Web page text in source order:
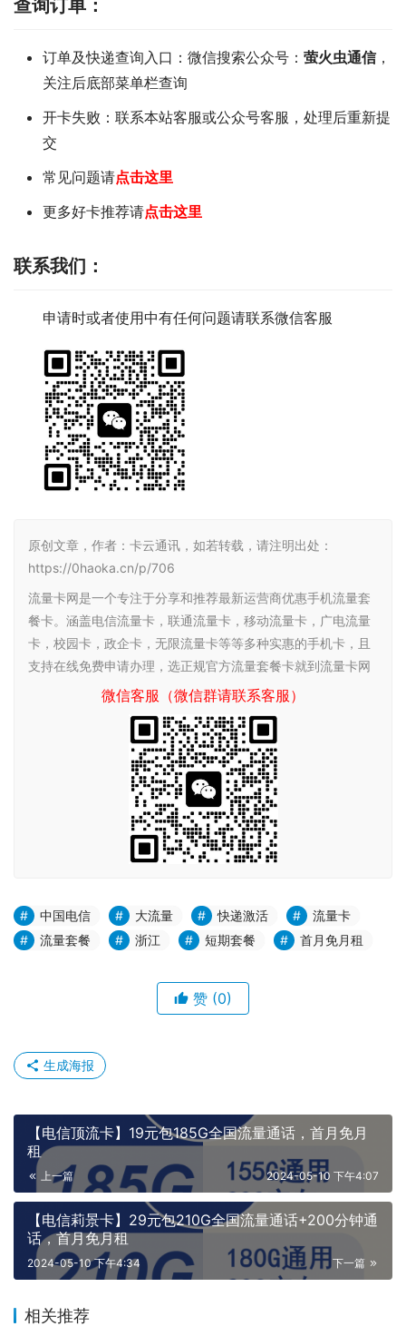
查询订单：
订单及快递查询入口：微信搜索公众号： 萤火虫通信，
关注后底部菜单栏查询
开卡失败：联系本站客服或公众号客服，处理后重新提
交
常见问题请点击这里
更多好卡推荐请点击这里
联系我们 ：
申请时或者使用中有任何问题请联系微信客服
原创文章，作者：卡云通讯，如若转载，请注明出处：
https://0haoka.cn/p/706
流量卡网是一个专注于分享和推荐最新运营商优惠手机流量套
餐卡。涵盖电信流量卡，联通流量卡，移动流量卡，广电流量
卡，校园卡，政企卡，无限流量卡等等多种实惠的手机卡，且
支持在线免费申请办理，选正规官方流量套餐卡就到流量卡网
微信客服（微信群请联系客服）
中国电信 大流量 快递激活
流量卡
流量套餐
浙江 短期套餐 首月免月租
赞 (0)
生成海报
【电信顶流卡】19元包185G全国流量通话，首月免月
租
上一篇 2024-05-10 下午4:07
【电信莉景卡】29元包210G全国流量通话+200分钟通
话，首月免月租
下一篇
2024-05-10 下午4:34
相关推荐